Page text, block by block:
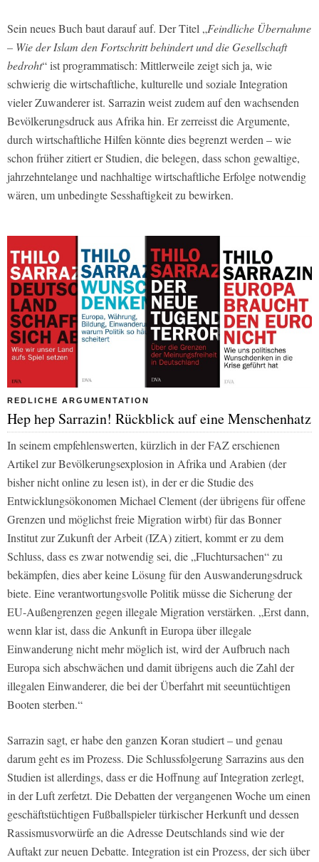
Sein neues Buch baut darauf auf. Der Titel „Feindliche Übernahme
– Wie der Islam den Fortschritt behindert und die Gesellschaft
bedroht“ ist programmatisch: Mittlerweile zeigt sich ja, wie
schwierig die wirtschaftliche, kulturelle und soziale Integration
vieler Zuwanderer ist. Sarrazin weist zudem auf den wachsenden
Bevölkerungsdruck aus Afrika hin. Er zerreisst die Argumente,
durch wirtschaftliche Hilfen könnte dies begrenzt werden – wie
schon früher zitiert er Studien, die belegen, dass schon gewaltige,
jahrzehntelange und nachhaltige wirtschaftliche Erfolge notwendig
wären, um unbedingte Sesshaftigkeit zu bewirken.
REDLICHE ARGUMENTATION
Hep hep Sarrazin! Rückblick auf eine Menschenhatz
In seinem empfehlenswerten, kürzlich in der FAZ erschienen
Artikel zur Bevölkerungsexplosion in Afrika und Arabien (der
bisher nicht online zu lesen ist), in der er die Studie des
Entwicklungsökonomen Michael Clement (der übrigens für offene
Grenzen und möglichst freie Migration wirbt) für das Bonner
Institut zur Zukunft der Arbeit (IZA) zitiert, kommt er zu dem
Schluss, dass es zwar notwendig sei, die „Fluchtursachen“ zu
bekämpfen, dies aber keine Lösung für den Auswanderungsdruck
biete. Eine verantwortungsvolle Politik müsse die Sicherung der
EU-Außengrenzen gegen illegale Migration verstärken. „Erst dann,
wenn klar ist, dass die Ankunft in Europa über illegale
Einwanderung nicht mehr möglich ist, wird der Aufbruch nach
Europa sich abschwächen und damit übrigens auch die Zahl der
illegalen Einwanderer, die bei der Überfahrt mit seeuntüchtigen
Booten sterben.“
Sarrazin sagt, er habe den ganzen Koran studiert – und genau
darum geht es im Prozess. Die Schlussfolgerung Sarrazins aus den
Studien ist allerdings, dass er die Hoffnung auf Integration zerlegt,
in der Luft zerfetzt. Die Debatten der vergangenen Woche um einen
geschäftstüchtigen Fußballspieler türkischer Herkunft und dessen
Rassismusvorwürfe an die Adresse Deutschlands sind wie der
Auftakt zur neuen Debatte. Integration ist ein Prozess, der sich über